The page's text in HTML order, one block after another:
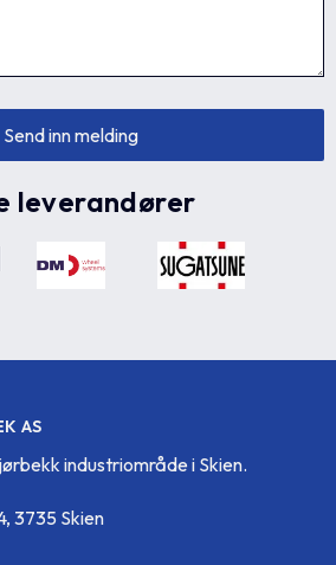
leverandører
AS
industriområde i Skien.
3735 Skien